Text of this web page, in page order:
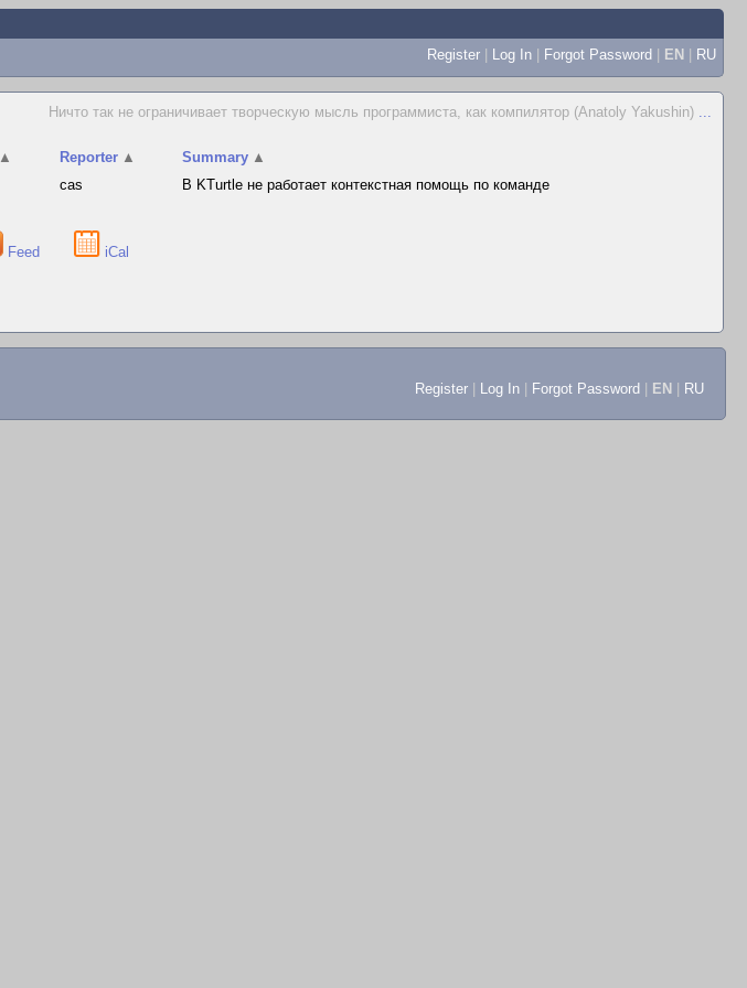
Register | Log In | Forgot Password | EN | RU
Ничто так не ограничивает творческую мысль программиста, как компилятор (Anatoly Yakushin) ...
▲ Reporter ▲ Summary ▲
cas В KTurtle не работает контекстная помощь по команде
Feed iCal
Register Log In Forgot Password EN RU